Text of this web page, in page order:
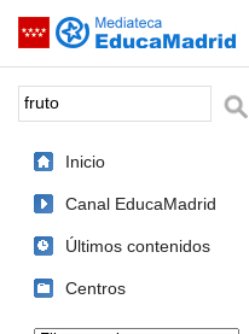
Saltar navegación
Palabra o frase:
Inicio
Canal EducaMadrid
Últimos contenidos
Centros